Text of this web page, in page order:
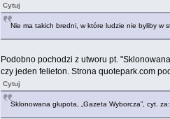
Cytuj
Nie ma takich bredni, w które ludzie nie byliby w
Podobno pochodzi z utworu pt.
czy jeden felieton. Strona quotepark.com
Cytuj
Sklonowana głupota, „Gazeta Wyborcza”, cyt.